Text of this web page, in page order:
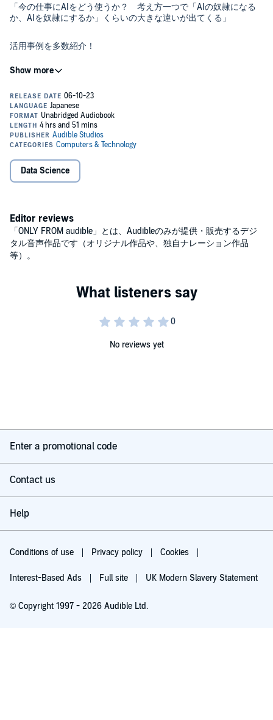
「今の仕事にAIをどう使うか？ 考え方一つで「AIの奴隷になる
か、AIを奴隷にするか」くらいの大きな違いが出てくる」
活用事例を多数紹介！
【基本・ビジネス編】
●ChatGPTを使いこなすカギ「プロンプト」
①文章を作る
②自動翻訳
④企画書作成
⑤会議のアジェンダ作成
③ゲーム内AI
⑤特定キャラクターの「チャットボット」として使ってみる
⑥チュータリングと学習支援
⑦大学のレポートの補助
Data Science
Editor reviews
「ONLY FROM audible」とは、Audibleのみが提供・販売するデジ
タル音声作品です（オリジナル作品や、独自ナレーション作品
等）。
No reviews yet
Enter a promotional code
Contact us
Help
Conditions of use Privacy policy Cookies
Interest-Based Ads Full site UK Modern Slavery Statement
© Copyright 1997 - 2026 Audible Ltd.